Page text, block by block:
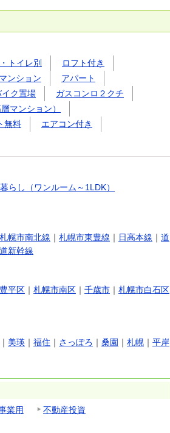
トイレ別
ロフト付き
マンション
アパート
イク置場
ガスコンロ２クチ
マンション）
無料
エアコン付き
らし（ワンルーム～1LDK）
札幌市南北線 ｜ 札幌市東豊線 ｜ 日高本線 ｜ 道
新幹線
平区 ｜ 札幌市南区 ｜ 千歳市 ｜ 札幌市白石区
｜ 美瑛 ｜ 福住 ｜ さっぽろ ｜ 桑園 ｜ 札幌 ｜ 平岸
業用
不動産投資